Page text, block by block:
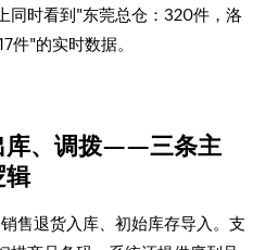
同时看到"东莞总仓：320件，洛
件"的实时数据。
库、调拨——三条主
辑
售退货入库、初始库存导入。支